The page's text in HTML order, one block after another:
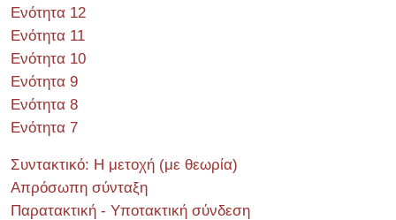
Ενότητα 12
Ενότητα 11
Ενότητα 10
Ενότητα 9
Ενότητα 8
Ενότητα 7
Συντακτικό: Η μετοχή (με θεωρία)
Απρόσωπη σύνταξη
Παρατακτική - Υποτακτική σύνδεση